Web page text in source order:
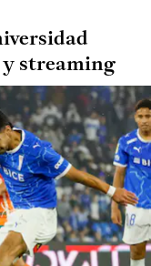
y streaming